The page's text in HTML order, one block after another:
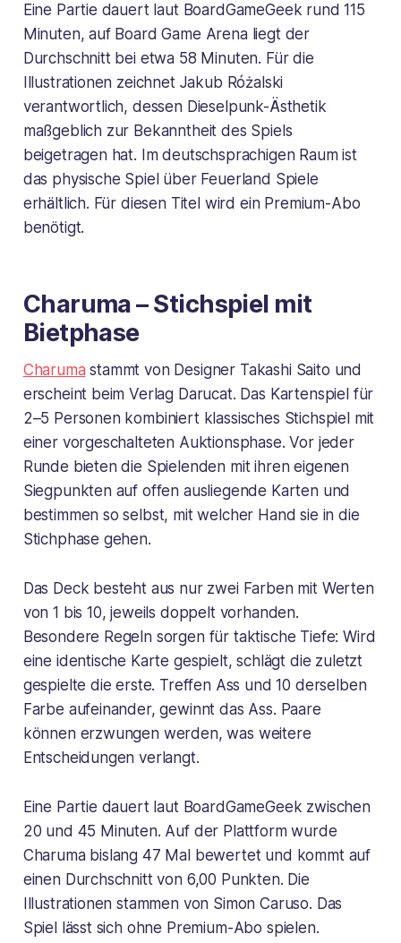
Eine Partie dauert laut BoardGameGeek rund 115
Minuten, auf Board Game Arena liegt der
Durchschnitt bei etwa 58 Minuten. Für die
Illustrationen zeichnet Jakub Różalski
verantwortlich, dessen Dieselpunk-Ästhetik
maßgeblich zur Bekanntheit des Spiels
beigetragen hat. Im deutschsprachigen Raum ist
das physische Spiel über Feuerland Spiele
erhältlich. Für diesen Titel wird ein Premium-Abo
benötigt.
Charuma – Stichspiel mit
Bietphase
Charuma stammt von Designer Takashi Saito und
erscheint beim Verlag Darucat. Das Kartenspiel für
2–5 Personen kombiniert klassisches Stichspiel mit
einer vorgeschalteten Auktionsphase. Vor jeder
Runde bieten die Spielenden mit ihren eigenen
Siegpunkten auf offen ausliegende Karten und
bestimmen so selbst, mit welcher Hand sie in die
Stichphase gehen.
Das Deck besteht aus nur zwei Farben mit Werten
von 1 bis 10, jeweils doppelt vorhanden.
Besondere Regeln sorgen für taktische Tiefe: Wird
eine identische Karte gespielt, schlägt die zuletzt
gespielte die erste. Treffen Ass und 10 derselben
Farbe aufeinander, gewinnt das Ass. Paare
können erzwungen werden, was weitere
Entscheidungen verlangt.
Eine Partie dauert laut BoardGameGeek zwischen
20 und 45 Minuten. Auf der Plattform wurde
Charuma bislang 47 Mal bewertet und kommt auf
einen Durchschnitt von 6,00 Punkten. Die
Illustrationen stammen von Simon Caruso. Das
Spiel lässt sich ohne Premium-Abo spielen.